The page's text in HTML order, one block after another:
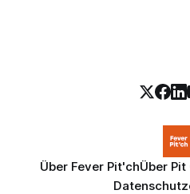
Über Fever Pit'chÜber